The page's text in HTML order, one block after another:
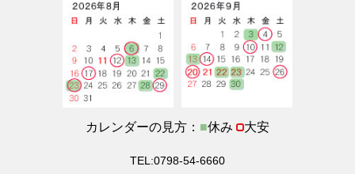
カレンダーの見方： ■休み 大安
TEL:0798-54-6660